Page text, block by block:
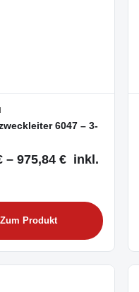
6047 – 3-
– 975,84 € inkl.
Zum Produkt